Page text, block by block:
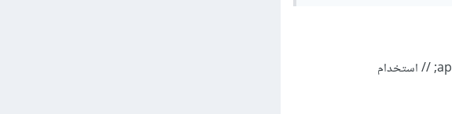
app.use("/public/index", express.static(__dirname + "/public/index")); // استخدام